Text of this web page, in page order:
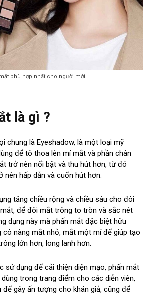
phù hợp nhất cho người mới
là gì ?
chung là Eyeshadow, là một loại mỹ
để tô thoa lên mí mắt và phần chân
trở nên nổi bật và thu hút hơn, từ đó
nên hấp dẫn và cuốn hút hơn.
tăng chiều rộng và chiều sâu cho đôi
để đôi mắt trông to tròn và sắc nét
dụng này mà phấn mắt đặc biệt hữu
cô nàng mắt nhỏ, mắt một mí để giúp tạo
lớn hơn, long lanh hơn.
sử dụng để cải thiện diện mạo, phấn mắt
trong trang điểm cho các diễn viên,
để gây ấn tượng cho khán giả, cũng để